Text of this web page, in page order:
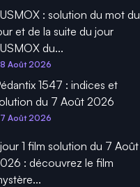
: solution du mot du
et de la suite du jour
du...
Août 2026
1547 : indices et
du 7 Août 2026
Août 2026
jour 1 film solution du 7 Août
: découvrez le film